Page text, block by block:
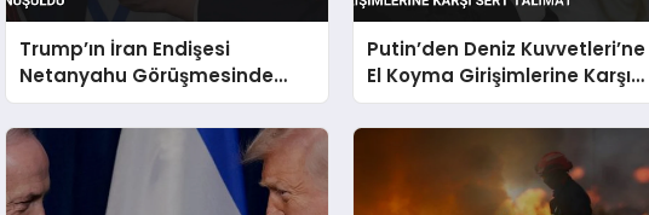
Trump’ın İran Endişesi
Netanyahu Görüşmesinde
Konuşuldu
Putin’den Deniz Kuvvetleri’ne
El Koyma Girişimlerine Karşı
Sert Talimat